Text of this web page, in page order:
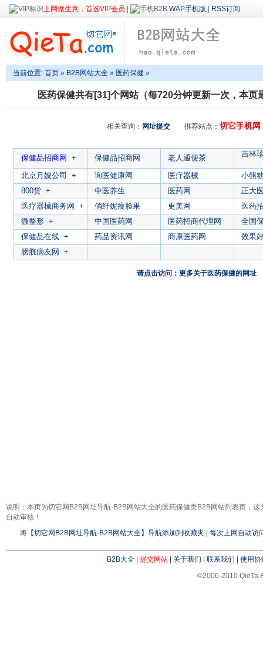
上网做生意，首选VIP会员 WAP手机版 RSS订阅
当前位置: 首页 » B2B网站大全 » 医药保健 »
医药保健共有[31]个网站（每720分钟更新一次，本页
相关查询： 网址提交推荐站点： 切它手机网
保健品招商网 + 保健品招商网 老人通便茶 吉林
北京月嫂公司 + 询医健康网 医疗器械
小熊
800货 + 中医养生 医药网
正大
医疗器械商务网
+ 俏纤妮瘦脸果 更美网
医药
微整形 + 中国医药网 医药招商代理网
全国
保健品在线 + 药品资讯网 商康医药网
效果
膀胱病友网
+
请点击访问：更多关于医药保健的网址
说明：本页为切它网B2B网址导航·B2B网站大全的医药保健类B2B网站列表页，
自动审核！
将【切它网B2B网址导航·B2B网站大全】导航添加到收藏夹
每次上网自动访
B2B大全| 提交网站| 关于我们 联系我们
使用协
©2006-2010 QieTa